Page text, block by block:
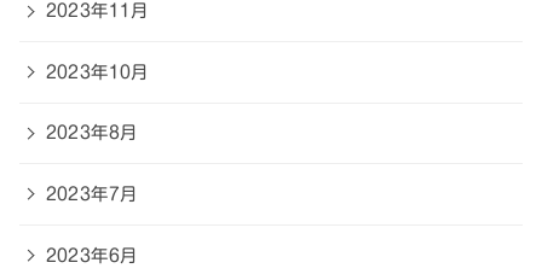
2023年11月
2023年10月
2023年8月
2023年7月
2023年6月